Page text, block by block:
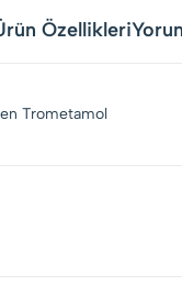
Özellikleri
Trometamol